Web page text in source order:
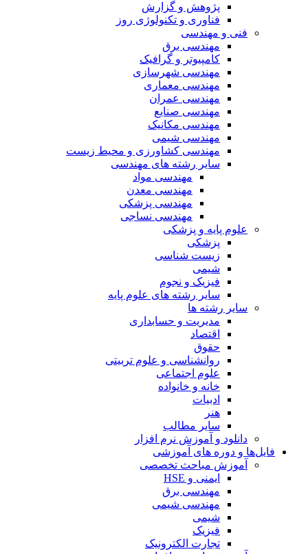
پژوهش و گزارش
فناوری و تکنولوژی روز
فنی و مهندسی
مهندسی برق
کامپیوتر و گرافیک
مهندسی شهرسازی
مهندسی معماری
مهندسی عمران
مهندسی صنایع
مهندسی مکانیک
مهندسی شیمی
مهندسی کشاورزی و محیط زیست
سایر رشته های مهندسی
مهندسی مواد
مهندسی معدن
مهندسی پزشکی
مهندسی نساجی
علوم پایه و پزشکی
پزشکی
زیست شناسی
شیمی
فیزیک و نجوم
سایر رشته های علوم پایه
سایر رشته ها
مدیریت و حسابداری
اقتصاد
حقوق
روانشناسی و علوم تربیتی
علوم اجتماعی
خانه و خانواده
ادبیات
هنر
سایر مطالب
دانلود و آموزش نرم افزار
فایل‌ها و دوره های آموزشی
آموزش مباحث تخصصی
ایمنی و HSE
مهندسی برق
مهندسی شیمی
شیمی
فیزیک
تجارت الکترونیک